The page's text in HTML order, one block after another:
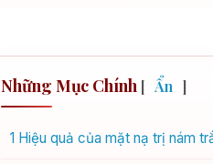
Những Mục Chính [ Ẩn ]
1 Hiệu quả của mặt nạ trị nám